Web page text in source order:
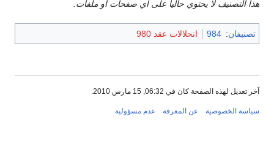
هذا التصنيف لا يحتوي حالياً على أي صفحات أو ملفات.
تصنيفان:
984 انحلالات عقد 980
آخر تعديل لهذه الصفحة كان في 06:32, 15 مارس 2010.
سياسة الخصوصية عن المعرفة عدم مسؤولية